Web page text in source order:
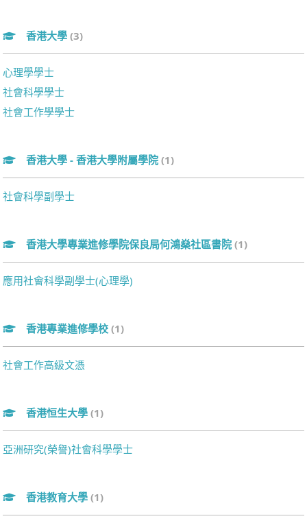
香港大學 (3)
心理學學士
社會科學學士
社會工作學學士
香港大學 - 香港大學附屬學院 (1)
社會科學副學士
香港大學專業進修學院保良局何鴻燊社區書院 (1)
應用社會科學副學士(心理學)
香港專業進修學校 (1)
社會工作高級文憑
香港恒生大學 (1)
亞洲研究(榮譽)社會科學學士
香港教育大學 (1)